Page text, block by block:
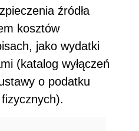
źródła
kosztów
jako wydatki
(katalog wyłączeń
o podatku